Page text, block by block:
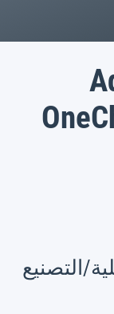
التصنيع